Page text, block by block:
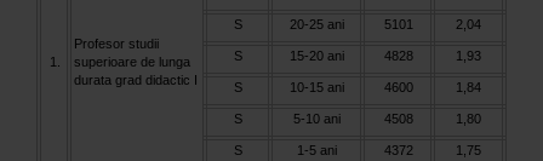
1.
Profesor studii
superioare de lunga
durata grad didactic I
S 20-25 ani 5101 2,04
S 15-20 ani 4828 1,93
S 10-15 ani 4600 1,84
S 5-10 ani 4508 1,80
S 1-5 ani 4372 1,75